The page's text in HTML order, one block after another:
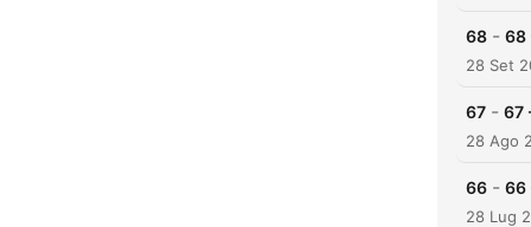
68 - 68
28 Set
67 - 67
28 Ago
66 - 66
28 Lug